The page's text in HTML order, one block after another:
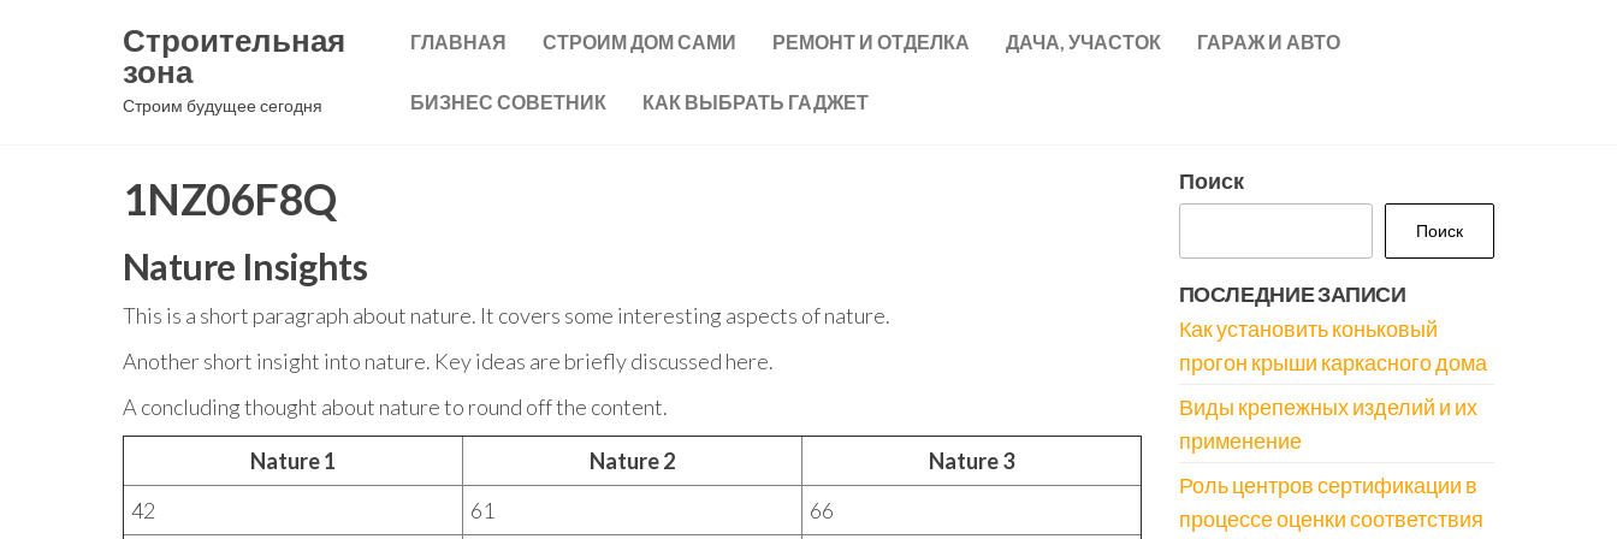
содержимому
Строительная
зона
Строим будущее сегодня
ГЛАВНАЯ СТРОИМ ДОМ САМИ РЕМОНТ И ОТДЕЛКА ДАЧА, УЧАСТОК ГАРАЖ И АВТО
БИЗНЕС СОВЕТНИК КАК ВЫБРАТЬ ГАДЖЕТ
1NZ06F8Q
Nature Insights
This is a short paragraph about nature. It covers some interesting aspects of nature.
Another short insight into nature. Key ideas are briefly discussed here.
A concluding thought about nature to round off the content.
Nature 1 Nature 2
Nature 3
42
61
66
Поиск
Поиск
ПОСЛЕДНИЕ ЗАПИСИ
Как установить коньковый
прогон крыши каркасного дома
Виды крепежных изделий и их
применение
Роль центров сертификации в
процессе оценки соответствия